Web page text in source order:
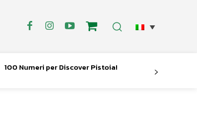
100 Numeri per Discover Pistoia!